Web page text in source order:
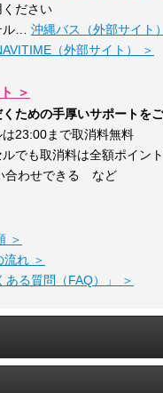
ださい
ル… 沖縄バス（外部サイト
（外部サイト） ＞
＞
ための手厚いサポートを
は23:00まで取消料無料
ルでも取消料は全額ポイン
合わせできる など
＞
れ ＞
る質問（FAQ）」 ＞